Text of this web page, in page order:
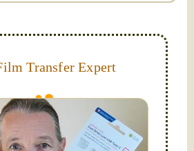
Transfer Expert
films in a "grab and go" format!
or Super 8 films onto a handy USB